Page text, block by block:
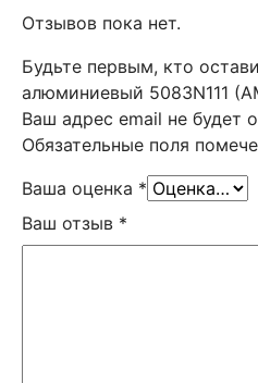
Отзывов пока нет.
Будьте первым, кто
алюминиевый 5083N111
Ваш адрес email не будет
Обязательные поля
Ваша оценка *
Ваш отзыв *